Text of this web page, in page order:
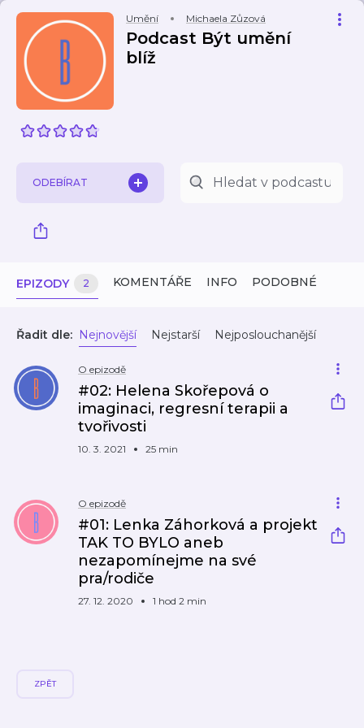
Umění Michaela Zůzová
Podcast Být umění
blíž
ODEBÍRAT
EPIZODY 2 KOMENTÁŘE INFO PODOBNÉ
Řadit dle: Nejnovější Nejstarší Nejposlouchanější
O epizodě
#02: Helena Skořepová o
imaginaci, regresní terapii a
tvořivosti
10. 3. 2021 25 min
O epizodě
#01: Lenka Záhorková a projekt
TAK TO BYLO aneb
nezapomínejme na své
pra/rodiče
27. 12. 2020 1 hod 2 min
ZPĚT